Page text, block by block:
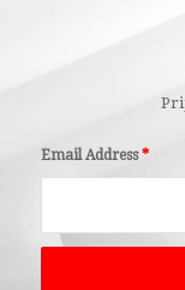
Email Address*